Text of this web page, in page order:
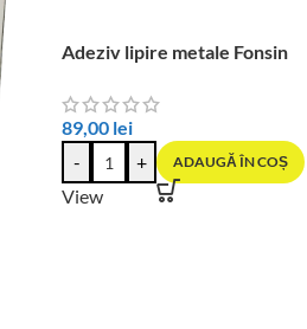
Adeziv lipire metale Fonsin
89,00 lei
-
+ ADAUGĂ ÎN COȘ
View